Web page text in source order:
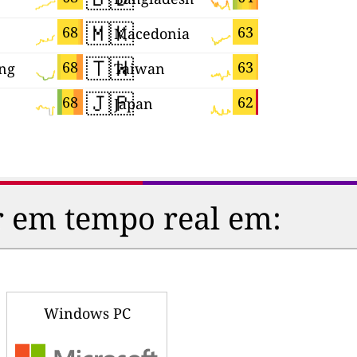
68
68
68
🇲🇰 63
Macedonia
🇹🇼 63
Taiwan
🇯🇵 62
Japan
tempo real em:
Windows PC